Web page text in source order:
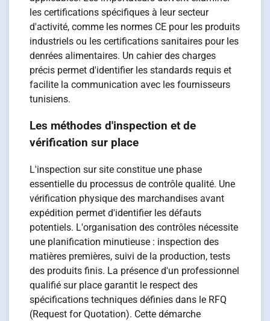
les certifications spécifiques à leur secteur
d'activité, comme les normes CE pour les produits
industriels ou les certifications sanitaires pour les
denrées alimentaires. Un cahier des charges
précis permet d'identifier les standards requis et
facilite la communication avec les fournisseurs
tunisiens.
Les méthodes d'inspection et de
vérification sur place
L'inspection sur site constitue une phase
essentielle du processus de contrôle qualité. Une
vérification physique des marchandises avant
expédition permet d'identifier les défauts
potentiels. L'organisation des contrôles nécessite
une planification minutieuse : inspection des
matières premières, suivi de la production, tests
des produits finis. La présence d'un professionnel
qualifié sur place garantit le respect des
spécifications techniques définies dans le RFQ
(Request for Quotation). Cette démarche